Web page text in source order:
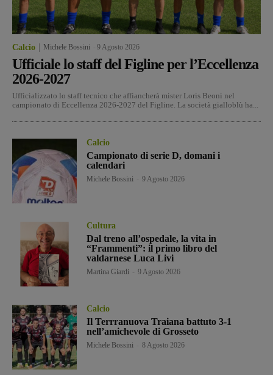
Calcio Michele Bossini 9 Agosto 2026
Ufficiale lo staff del Figline per l’Eccellenza
2026-2027
Ufficializzato lo staff tecnico che affiancherà mister Loris Beoni nel
campionato di Eccellenza 2026-2027 del Figline. La società gialloblù ha...
Calcio
Campionato di serie D, domani i
calendari
Michele Bossini 9 Agosto 2026
Cultura
Dal treno all’ospedale, la vita in
“Frammenti”: il primo libro del
valdarnese Luca Livi
Martina Giardi 9 Agosto 2026
Calcio
Il Terrranuova Traiana battuto 3-1
nell’amichevole di Grosseto
Michele Bossini 8 Agosto 2026